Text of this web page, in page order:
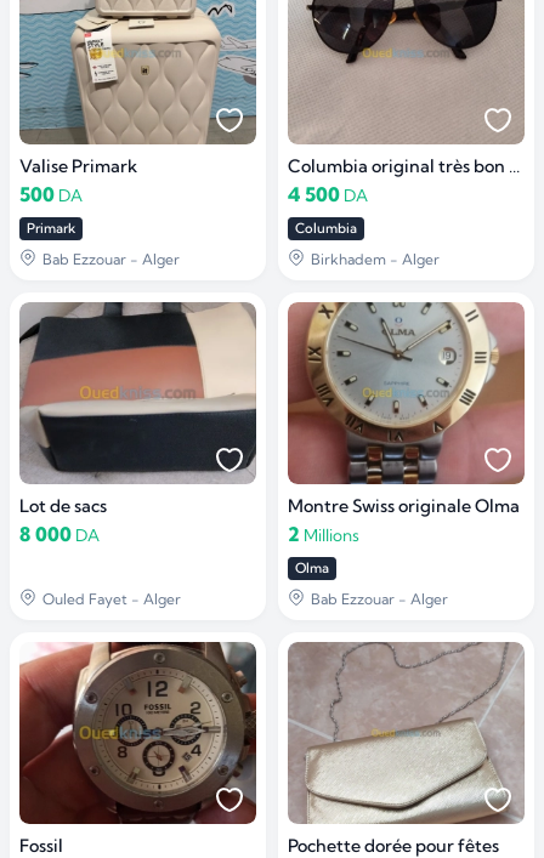
Valise Primark
500 DA
Primark
Bab Ezzouar - Alger
Columbia original très bon état
4 500 DA
Columbia
Birkhadem - Alger
Lot de sacs
8 000 DA
Ouled Fayet - Alger
Montre Swiss originale Olma
2 Millions
Olma
Bab Ezzouar - Alger
Fossil Pochette dorée pour fêtes